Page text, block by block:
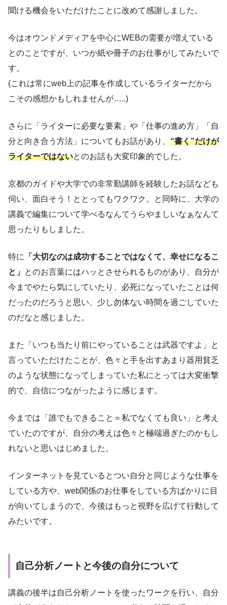
聞ける機会をいただけたことに改めて感謝しました。
今はオウンドメディアを中心にWEBの需要が増えている
とのことですが、いつか紙や冊子のお仕事がしてみたいで
す。
(これは常にweb上の記事を作成しているライターだから
こその感想かもしれませんが…..)
さらに「ライターに必要な要素」や「仕事の進め方」「自
分と向き合う方法」についてもお話があり、 “書く”だけが
ライターではないとのお話も大変印象的でした。
京都のガイドや大学での非常勤講師を経験したお話なども
伺い、面白そう！ととってもワクワク。と同時に、大学の
講義で編集について学べるなんてうらやましいなぁなんて
思ったりもしました。
特に
「大切なのは成功することではなくて、幸せになるこ
と」 とのお言葉にはハッとさせられるものがあり、自分が
今までやたら気にしていたり、必死になっていたことは何
だったのだろうと思い、少し勿体ない時間を過ごしていた
のだなと感じました。
また「いつも当たり前にやっていることは武器ですよ」と
言っていただけたことが、色々と手を出すあまり器用貧乏
のような状態になってしまっていた私にとっては大変衝撃
的で、自信につながったように感じます。
今までは「誰でもできること＝私でなくても良い」と考え
ていたのですが、自分の考えは色々と極端過ぎたのかもし
れないと思いはじめました。
インターネットを見ているとつい自分と同じような仕事を
している方や、web関係のお仕事をしている方ばかりに目
が向いてしまうので、今後はもっと視野を広げて行動して
みたいです。
自己分析ノートと今後の自分について
講義の後半は自己分析ノートを使ったワークを行い、自分